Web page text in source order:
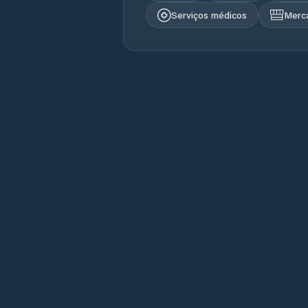
Serviços médicos